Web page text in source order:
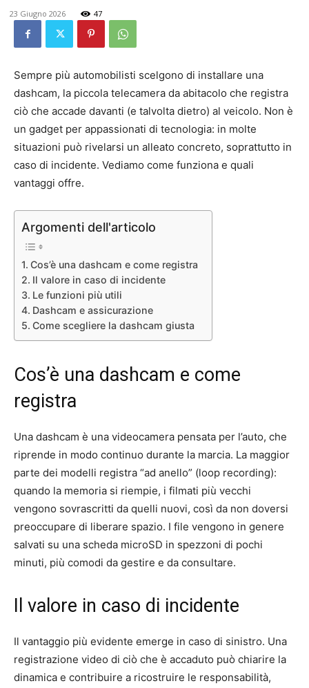
23 Giugno 2026 47
Sempre più automobilisti scelgono di installare una
dashcam, la piccola telecamera da abitacolo che registra
ciò che accade davanti (e talvolta dietro) al veicolo. Non è
un gadget per appassionati di tecnologia: in molte
situazioni può rivelarsi un alleato concreto, soprattutto in
caso di incidente. Vediamo come funziona e quali
vantaggi offre.
Argomenti dell'articolo
Cos’è una dashcam e come registra
Il valore in caso di incidente
Le funzioni più utili
Dashcam e assicurazione
Come scegliere la dashcam giusta
Cos’è una dashcam e come
registra
Una dashcam è una videocamera pensata per l’auto, che
riprende in modo continuo durante la marcia. La maggior
parte dei modelli registra “ad anello” (loop recording):
quando la memoria si riempie, i filmati più vecchi
vengono sovrascritti da quelli nuovi, così da non doversi
preoccupare di liberare spazio. I file vengono in genere
salvati su una scheda microSD in spezzoni di pochi
minuti, più comodi da gestire e da consultare.
Il valore in caso di incidente
Il vantaggio più evidente emerge in caso di sinistro. Una
registrazione video di ciò che è accaduto può chiarire la
dinamica e contribuire a ricostruire le responsabilità,